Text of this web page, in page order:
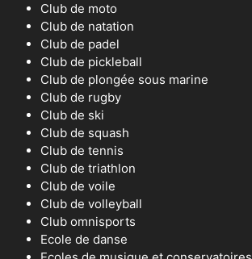
Club de moto
Club de natation
Club de padel
Club de pickleball
Club de plongée sous marine
Club de rugby
Club de ski
Club de squash
Club de tennis
Club de triathlon
Club de voile
Club de volleyball
Club omnisports
Ecole de danse